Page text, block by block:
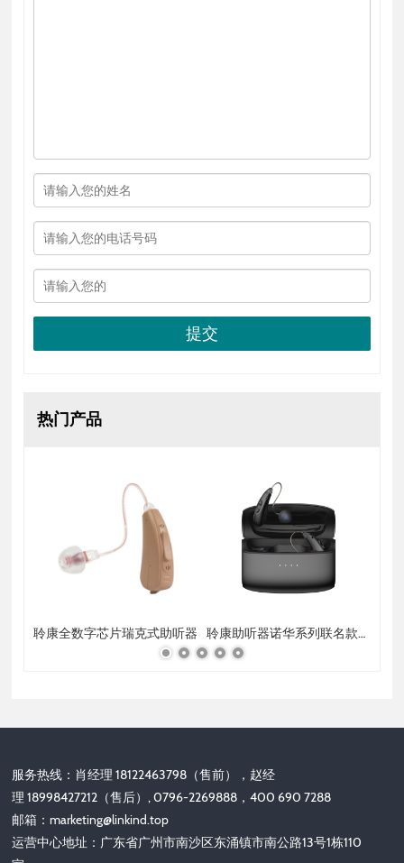
提交
热门产品
聆康全数字芯片瑞克式助听器 聆康助听器诺华系列联名款可充电RIC助听器
服务热线：肖经理 18122463798（售前），赵经
理 18998427212（售后）, 0796-2269888，400 690 7288
邮箱：marketing@linkind.top
运营中心地址：广东省广州市南沙区东涌镇市南公路13号1栋110